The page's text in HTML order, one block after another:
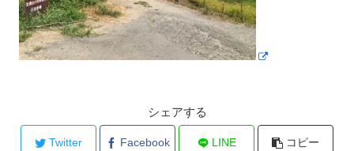
シェアする
Twitter Facebook LINE コピー